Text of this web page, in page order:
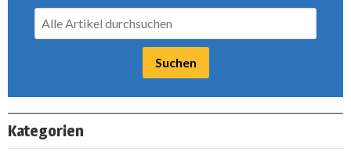
Kategorien